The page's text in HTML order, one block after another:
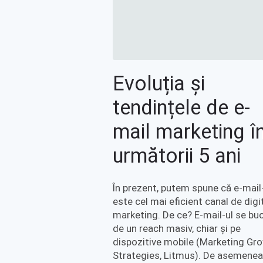
Evoluția și
tendințele de e-
mail marketing
următorii 5 ani
În prezent, putem spune că e-
este cel mai eficient canal de
marketing. De ce? E-mail-ul se
de un reach masiv, chiar și pe
dispozitive mobile (Marketing
Strategies, Litmus). De